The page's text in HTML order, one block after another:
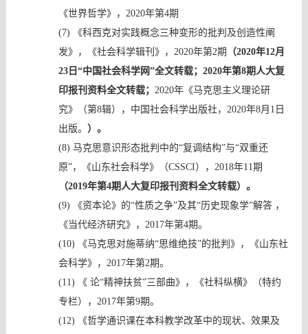
《世界哲学》， 2020年第4期
(7)
《科西克对实践概念三种变形的批判及创造性阐
发》 ， 《社会科学辑刊 》 ， 2020年第2期 （2020年12月
23日“中国社会科学网”全文转载； 2020年第8期人大复
印报刊资料全文转载； 2020年《马克思主义理论研
究》（第8辑），中国社会科学出版社， 2020年8月 1 日
出版。 ）。
(8) 马克思意识形态批判中的“复调结构”与“双重还
原”，《山东社会科学》（CSSCI），2018年11期
（2019年第4期人大复印报刊资料全文转载） 。
(9)
《资本论》的“性质之争”及其“历史现象学”解答 ，
《当代经济研究》，2017年第4期。
(10)
《马克思对施蒂纳“思维绝技”的批判》，《山东社
会科学》，2017年第2期。
(11)
《 论“精神扶贫”三部曲》 ，《社科纵横》（特约
专栏）， 2017年第9期。
(12)
《哲学通识课在本科教学改革中的现状、效果及